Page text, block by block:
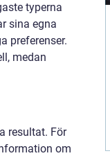
typerna
sina egna
preferenser.
medan
resultat. För
om